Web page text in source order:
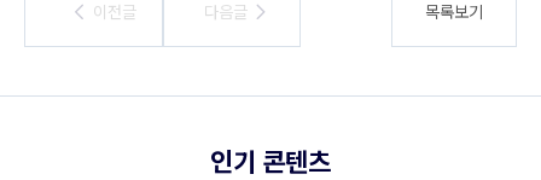
이전글
이전글 다음글
다음글 목록보기
인기 콘텐츠